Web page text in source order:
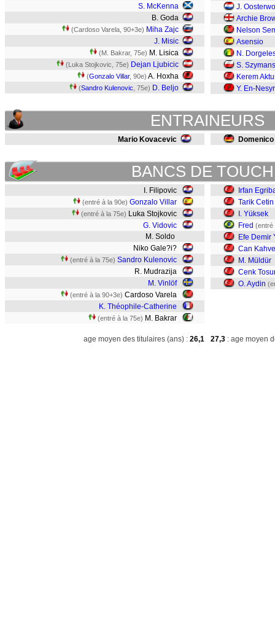
S. McKenna
B. Goda
(Cardoso Varela, 90+3e) Miha Zajc
J. Misic
(M. Bakrar, 75e) M. Lisica
(Luka Stojkovic, 75e) Dejan Ljubicic
(Gonzalo Villar, 90e) A. Hoxha
(Sandro Kulenovic , 75e) D. Beljo
J.
Archie
Nelson
Asensio
N.
S.
Kerem
Y. En-
ENTRAINEURS
Mario Kovacevic
BANCS DE
I. Filipovic
(entré à la 90e) Gonzalo Villar
(entré à la 75e) Luka Stojkovic
G. Vidovic
M. Soldo
Niko Gale?i?
(entré à la 75e) Sandro Kulenovic
R. Mudrazija
M. Vinlöf
(entré à la 90+3e) Cardoso Varela
K. Théophile-Catherine
(entré à la 75e) M. Bakrar
Irfan
Tarik Cetin
I. Yüksek
Fred (entré
Efe Demir
Can
M. Müldür
Cenk
O. Aydin
age moyen des titulaires (ans) : 26,1 27,3 : age moyen